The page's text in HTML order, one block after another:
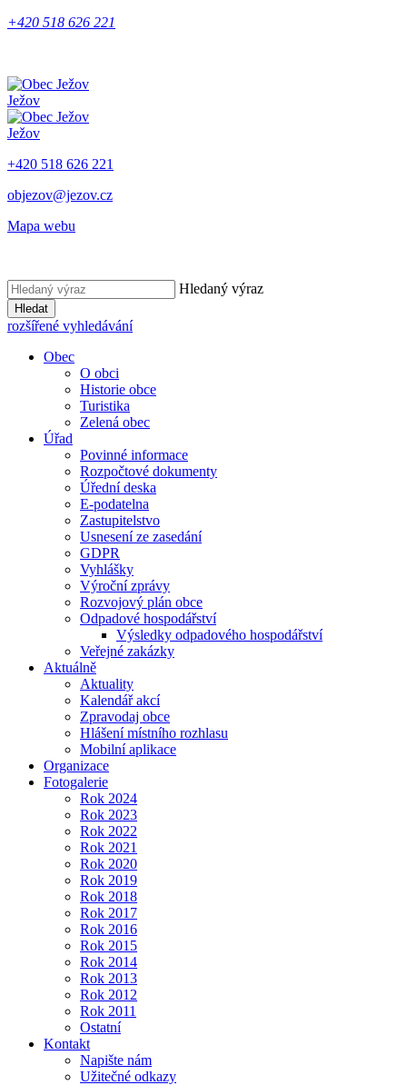
+420 518 626 221
Ježov
Ježov
+420 518 626 221
objezov@jezov.cz
Mapa webu
Hledaný výraz
Hledat
rozšířené vyhledávání
Obec
O obci
Historie obce
Turistika
Zelená obec
Úřad
Povinné informace
Rozpočtové dokumenty
Úřední deska
E-podatelna
Zastupitelstvo
Usnesení ze zasedání
GDPR
Vyhlášky
Výroční zprávy
Rozvojový plán obce
Odpadové hospodářství
Výsledky odpadového hospodářství
Veřejné zakázky
Aktuálně
Aktuality
Kalendář akcí
Zpravodaj obce
Hlášení místního rozhlasu
Mobilní aplikace
Organizace
Fotogalerie
Rok 2024
Rok 2023
Rok 2022
Rok 2021
Rok 2020
Rok 2019
Rok 2018
Rok 2017
Rok 2016
Rok 2015
Rok 2014
Rok 2013
Rok 2012
Rok 2011
Ostatní
Kontakt
Napište nám
Užitečné odkazy